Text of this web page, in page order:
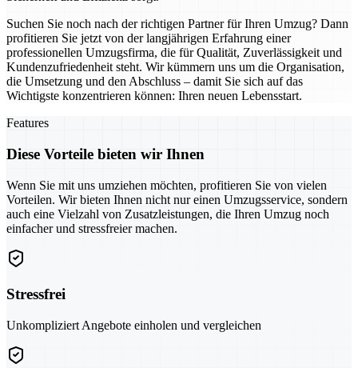
Suchen Sie noch nach der richtigen Partner für Ihren Umzug? Dann
profitieren Sie jetzt von der langjährigen Erfahrung einer
professionellen Umzugsfirma, die für Qualität, Zuverlässigkeit und
Kundenzufriedenheit steht. Wir kümmern uns um die Organisation,
die Umsetzung und den Abschluss – damit Sie sich auf das
Wichtigste konzentrieren können: Ihren neuen Lebensstart.
Features
Diese Vorteile bieten wir Ihnen
Wenn Sie mit uns umziehen möchten, profitieren Sie von vielen
Vorteilen. Wir bieten Ihnen nicht nur einen Umzugsservice, sondern
auch eine Vielzahl von Zusatzleistungen, die Ihren Umzug noch
einfacher und stressfreier machen.
Stressfrei
Unkompliziert Angebote einholen und vergleichen